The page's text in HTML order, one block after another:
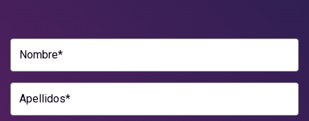
Nombre*
Apellidos*